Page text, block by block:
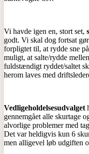
Vi havde igen en, stort set,
godt. Vi skal dog fortsat
forpligtet til, at rydde sne
muligt, at salte/rydde
fuldstændigt ryddet/saltet
herom laves med
Vedligeholdelsesudvalget
gennemgået alle skurtage
alvorlige problemer med
Det var heldigvis kun 6
men alligevel løb udgiften